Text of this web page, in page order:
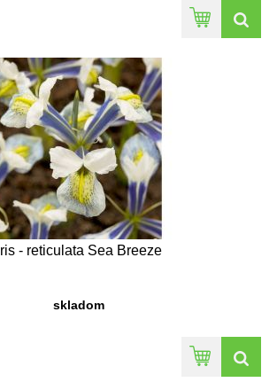
Iris - reticulata Sea Breeze
skladom